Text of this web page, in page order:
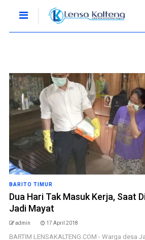
BARITO TIMUR
Dua Hari Tak Masuk Kerja, Saat
Jadi Mayat
admin 17 April 2018
BARTIM LENSAKALTENG.COM - Warga desa